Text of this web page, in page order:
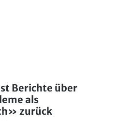
Berichte über
als
zurück